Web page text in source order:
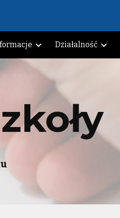
Działalność